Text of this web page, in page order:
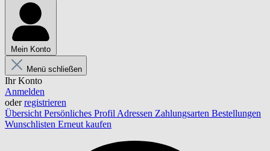
Mein Konto
Menü schließen
Ihr Konto
Anmelden
oderregistrieren
Übersicht Persönliches Profil Adressen Zahlungsarten Bestellungen
Wunschlisten Erneut kaufen